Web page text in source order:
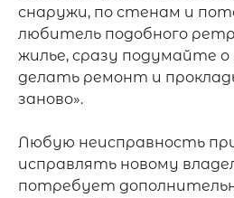
снаружи, по стенам и
любитель подобного
жилье, сразу подумайте
делать ремонт и
заново».
Любую неисправность
исправлять новому
потребует